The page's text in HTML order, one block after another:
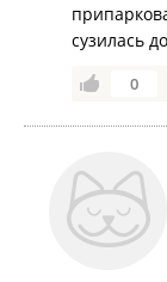
сузилась
0